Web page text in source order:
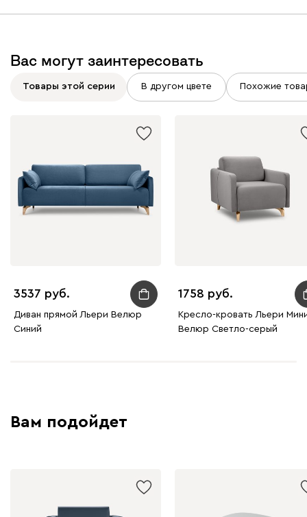
Альтеа 5314
Бежевый Графит Молочный Серый
6202
Графит Серый Терракота Тёмно-синий
Вас могут заинтересовать
Товары этой серии В другом цвете Похожие
3537
Диван прямой Льери Велюр
Синий
1758
Кресло-кровать Льери
Велюр Светло-серый
Вам подойдет